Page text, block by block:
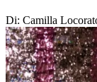
Di: Camilla